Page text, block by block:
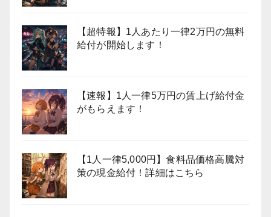
【超特報】1人あたり一律2万円の無料
給付が開始します！
【速報】1人一律5万円の賃上げ給付金
がもらえます！
【1人一律5,000円】食料品価格高騰対
策の現金給付！詳細はこちら